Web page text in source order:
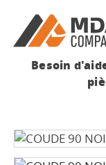
Besoin